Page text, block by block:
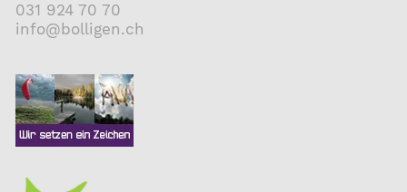
031 924 70 70
nf
b ll g n ch